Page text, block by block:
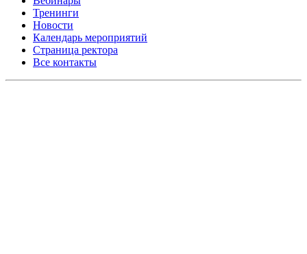
Тренинги
Новости
Календарь мероприятий
Страница ректора
Все контакты